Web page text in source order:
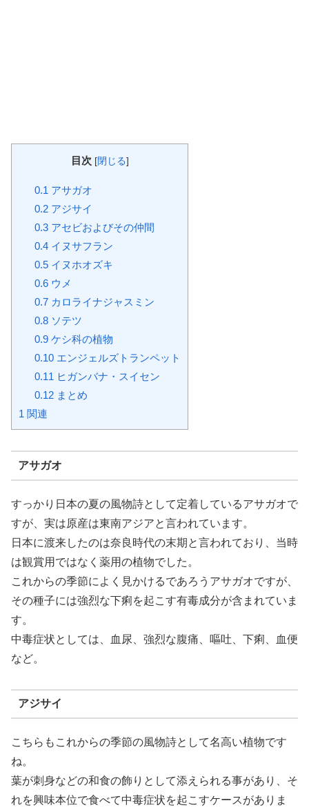
目次 [閉じる]
0.1 アサガオ
0.2アジサイ
0.3アセビおよびその仲間
0.4イヌサフラン
0.5イヌホオズキ
0.6ウメ
0.7カロライナジャスミン
0.8ソテツ
0.9ケシ科の植物
0.10エンジェルズトランペット
0.11 ヒガンバナ・スイセン
0.12まとめ
1 関連
アサガオ
すっかり日本の夏の風物詩として定着しているアサガオで
すが、実は原産は東南アジアと言われています。
日本に渡来したのは奈良時代の末期と言われており、当時
は観賞用ではなく薬用の植物でした。
これからの季節によく見かけるであろうアサガオですが、
その種子には強烈な下痢を起こす有毒成分が含まれていま
す。
中毒症状としては、血尿、強烈な腹痛、嘔吐、下痢、血便
など。
アジサイ
こちらもこれからの季節の風物詩として名高い植物です
ね。
葉が刺身などの和食の飾りとして添えられる事があり、そ
れを興味本位で食べて中毒症状を起こすケースがありま